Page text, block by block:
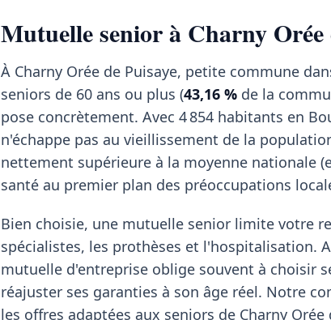
Mutuelle senior à Charny Orée
À Charny Orée de Puisaye, petite commune
seniors de 60 ans ou plus (43,16 % de la
pose concrètement. Avec 4 854 habitants en
n'échappe pas au vieillissement de la
nettement supérieure à la moyenne nationale
santé au premier plan des préoccupations
Bien choisie, une mutuelle senior limite votre
spécialistes, les prothèses et l'hospitalisation.
mutuelle d'entreprise oblige souvent à choisir
réajuster ses garanties à son âge réel. Notre
les offres adaptées aux seniors de Charny Orée